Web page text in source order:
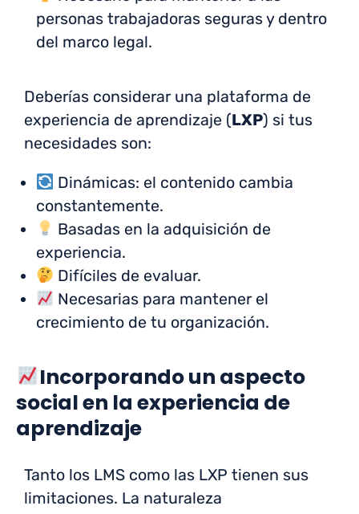
personas trabajadoras seguras y dentro
del marco legal.
Deberías considerar una plataforma de
experiencia de aprendizaje (LXP) si tus
necesidades son:
Dinámicas: el contenido cambia
constantemente.
Basadas en la adquisición de
experiencia.
Difíciles de evaluar.
Necesarias para mantener el
crecimiento de tu organización.
Incorporando un aspecto
social en la experiencia de
aprendizaje
Tanto los LMS como las LXP tienen sus
limitaciones. La naturaleza